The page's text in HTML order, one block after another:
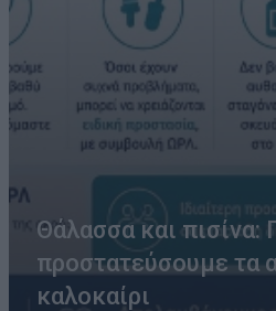
Θάλασσα και πισίνα:
προστατεύσουμε τα
καλοκαίρι